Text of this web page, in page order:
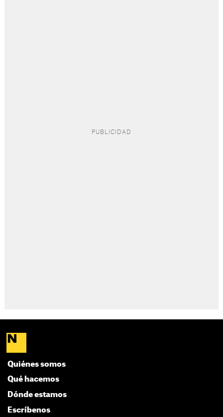
Quiénes somos
Qué hacemos
Dónde estamos
Escríbenos